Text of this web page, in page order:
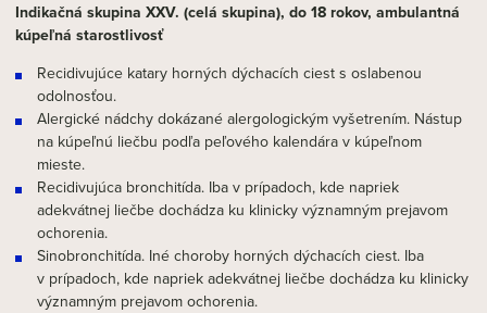
Indikačná skupina XXV. (celá skupina), do 18 rokov, ambulantná
kúpeľná starostlivosť
Recidivujúce katary horných dýchacích ciest s oslabenou
odolnosťou.
Alergické nádchy dokázané alergologickým vyšetrením. Nástup
na kúpeľnú liečbu podľa peľového kalendára v kúpeľnom
mieste.
Recidivujúca bronchitída. Iba v prípadoch, kde napriek
adekvátnej liečbe dochádza ku klinicky významným prejavom
ochorenia.
Sinobronchitída. Iné choroby horných dýchacích ciest. Iba
v prípadoch, kde napriek adekvátnej liečbe dochádza ku klinicky
významným prejavom ochorenia.